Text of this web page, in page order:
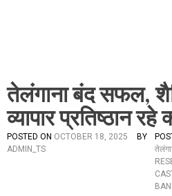
तेलंगाना बंद सफल,
व्यापार प्रतिष्ठान रहे
POSTED ON OCTOBER 18, 2025
BY
ADMIN_TS